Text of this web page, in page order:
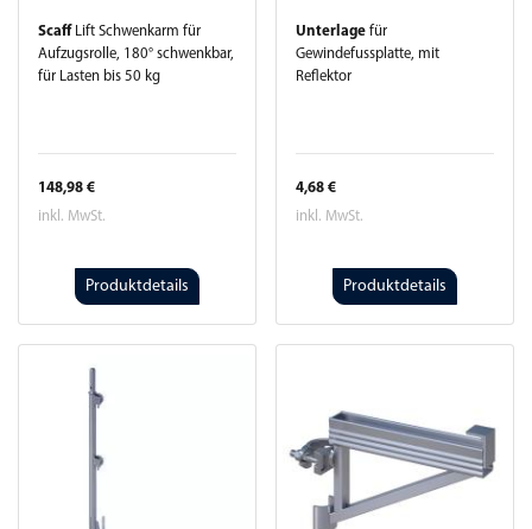
ScaffLift Schwenkarm für
Aufzugsrolle, 180° schwenkbar,
für Lasten bis 50 kg
148,98 €
inkl. MwSt.
Produktdetails
Unterlage für
Gewindefussplatte, mit
Reflektor
4,68 €
inkl. MwSt.
Produktdetails